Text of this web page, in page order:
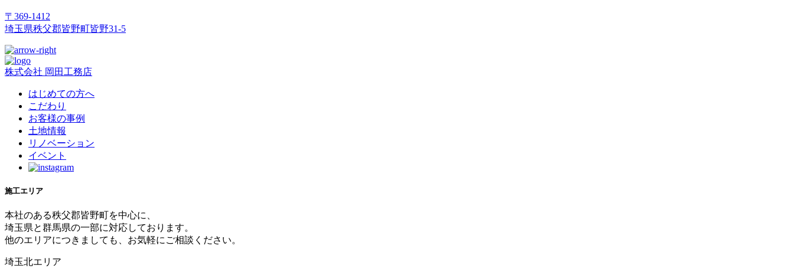
〒369-1412
埼玉県秩父郡皆野町皆野31-5
株式会社 岡田工務店
はじめての方へ
こだわり
お客様の事例
土地情報
リノベーション
イベント
施工エリア
本社のある秩父郡皆野町を中心に、
埼玉県と群馬県の一部に対応しております。
他のエリアにつきましても、お気軽にご相談ください。
埼玉北エリア